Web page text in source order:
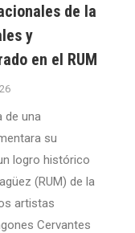
de la
y
en el RUM
de una
su
logro histórico
(RUM) de la
artistas
Cervantes